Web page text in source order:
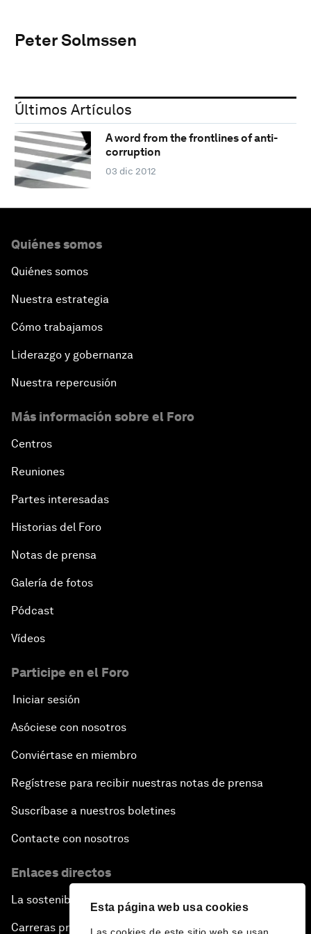
Esta página web usa cookies
Peter Solmssen
Últimos Artículos
A word from the frontlines of anti-
corruption
03 dic 2012
Quiénes somos
Quiénes somos
Nuestra estrategia
Cómo trabajamos
Liderazgo y gobernanza
Nuestra repercusión
Más información sobre el Foro
Centros
Reuniones
Partes interesadas
Historias del Foro
Notas de prensa
Galería de fotos
Pódcast
Vídeos
Participe en el Foro
Iniciar sesión
Asóciese con nosotros
Conviértase en miembro
Regístrese para recibir nuestras notas de prensa
Suscríbase a nuestros boletines
Contacte con nosotros
Enlaces directos
La sostenibilidad en el Foro
Carreras profesionales